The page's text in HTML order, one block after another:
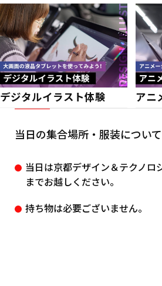
デジタルイラスト体験 アニ
当日の集合場所・服装について
当日は京都デザイン＆テクノロ
までお越しください。
持ち物は必要ございません。